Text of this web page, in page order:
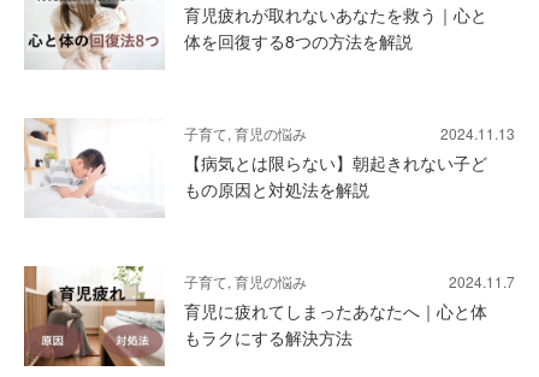
育児疲れが取れないあなたを救う｜心と
体を回復する8つの方法を解説
子育て, 育児の悩み 2024.11.13
【病気とは限らない】朝起きれない子ど
もの原因と対処法を解説
子育て, 育児の悩み 2024.11.7
育児に疲れてしまったあなたへ｜心と体
もラクにする解決方法